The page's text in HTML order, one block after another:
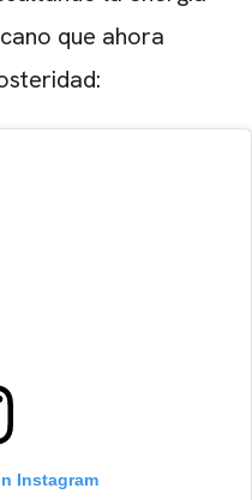
que ahora
Instagram